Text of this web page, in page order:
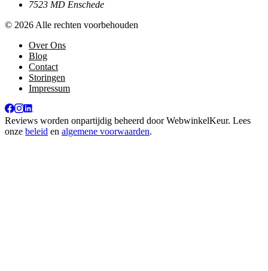
7523 MD Enschede
© 2026 Alle rechten voorbehouden
Over Ons
Blog
Contact
Storingen
Impressum
Reviews worden onpartijdig beheerd doorWebwinkelKeur. Lees
onze beleid en algemene voorwaarden.